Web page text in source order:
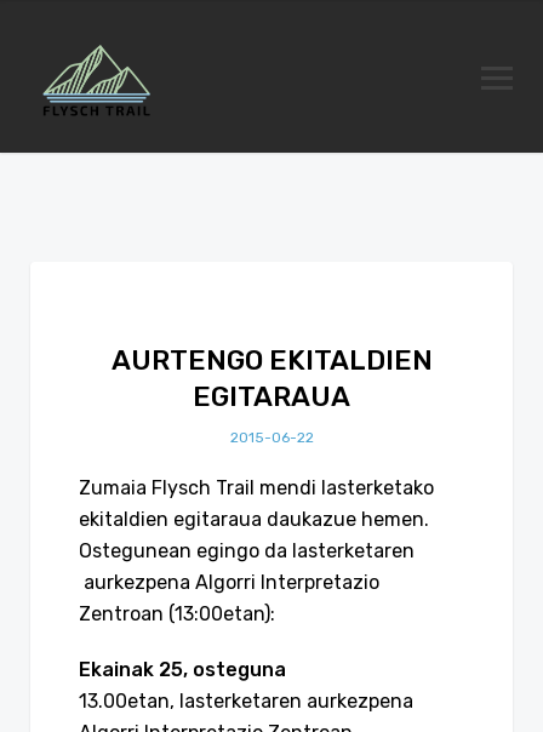
AURTENGO EKITALDIEN
EGITARAUA
2015-06-22
Zumaia Flysch Trail mendi lasterketako
ekitaldien egitaraua daukazue hemen.
Ostegunean egingo da lasterketaren
aurkezpena Algorri Interpretazio
Zentroan (13:00etan):
Ekainak 25, osteguna
13.00etan, lasterketaren aurkezpena